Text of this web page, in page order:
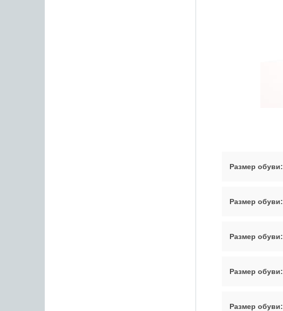
Размер обуви:
Размер обуви:
Размер обуви:
Размер обуви:
Размер обуви: